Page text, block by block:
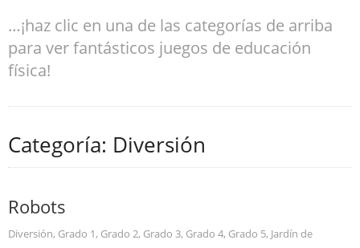
…¡haz clic en una de las categorías de arriba
para ver fantásticos juegos de educación
física!
Categoría: Diversión
Robots
Diversión, Grado 1, Grado 2, Grado 3, Grado 4, Grado 5, Jardín de